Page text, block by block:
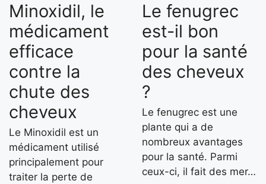
Minoxidil, le
médicament
efficace
contre la
chute des
cheveux
Le Minoxidil est un
médicament utilisé
principalement pour
traiter la perte de
Le fenugrec
est-il bon
pour la santé
des cheveux
?
Le fenugrec est une
plante qui a de
nombreux avantages
pour la santé. Parmi
ceux-ci, il fait des mer…